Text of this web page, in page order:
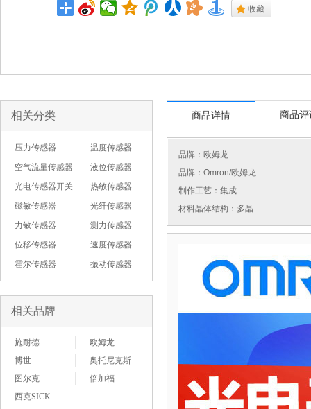
. 收藏
相关分类
压力传感器
温度传感器
空气流量传感器
液位传感器
光电传感器开关
热敏传感器
磁敏传感器
光纤传感器
力敏传感器
测力传感器
位移传感器
速度传感器
霍尔传感器
振动传感器
相关品牌
施耐德
欧姆龙
博世
奥托尼克斯
图尔克
倍加福
西克SICK
商品详情 商品评
品牌： 欧姆龙
品牌：Omron/欧姆龙
制作工艺：集成
材料晶体结构：多晶